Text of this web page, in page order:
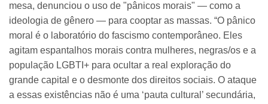
mesa, denunciou o uso de "pânicos morais" — como a
ideologia de gênero — para cooptar as massas. “O pânico
moral é o laboratório do fascismo contemporâneo. Eles
agitam espantalhos morais contra mulheres, negras/os e a
população LGBTI+ para ocultar a real exploração do
grande capital e o desmonte dos direitos sociais. O ataque
a essas existências não é uma ‘pauta cultural’ secundária,